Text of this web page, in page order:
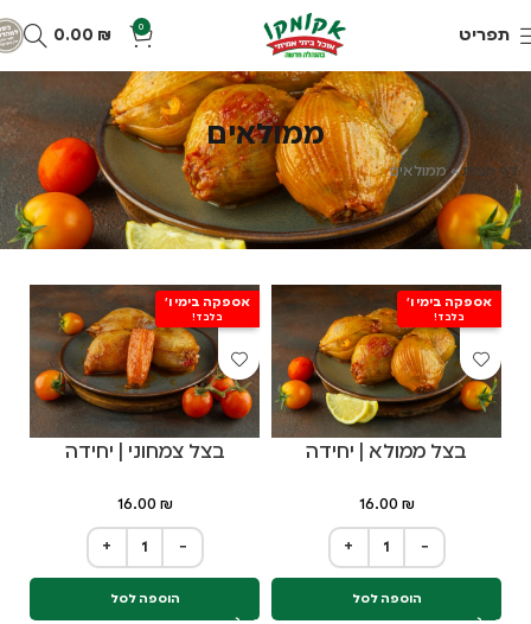
תפריט 0
0.00 ₪
ממולאים
דף הבית»ממולאים
אספקה בימי ו'
בלבד!
בצל ממולא | יחידה
16.00 ₪
+ −
הוספה לסל
אספקה בימי ו'
בלבד!
בצל צמחוני | יחידה
16.00 ₪
+ −
הוספה לסל